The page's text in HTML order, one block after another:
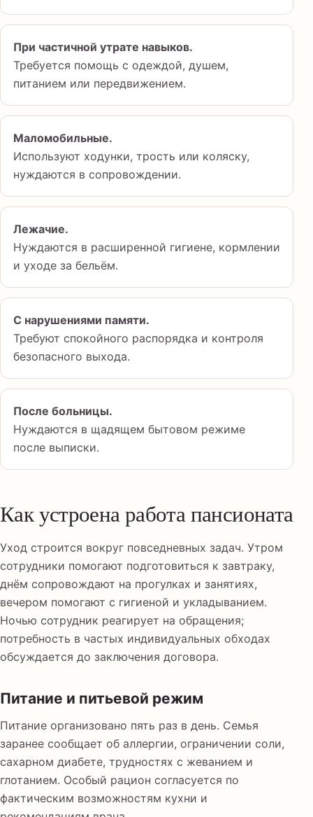
При частичной утрате навыков.
Требуется помощь с одеждой, душем,
питанием или передвижением.
Маломобильные.
Используют ходунки, трость или коляску,
нуждаются в сопровождении.
Лежачие.
Нуждаются в расширенной гигиене, кормлении
и уходе за бельём.
С нарушениями памяти.
Требуют спокойного распорядка и контроля
безопасного выхода.
После больницы.
Нуждаются в щадящем бытовом режиме
после выписки.
Как устроена работа пансионата
Уход строится вокруг повседневных задач. Утром
сотрудники помогают подготовиться к завтраку,
днём сопровождают на прогулках и занятиях,
вечером помогают с гигиеной и укладыванием.
Ночью сотрудник реагирует на обращения;
потребность в частых индивидуальных обходах
обсуждается до заключения договора.
Питание и питьевой режим
Питание организовано пять раз в день. Семья
заранее сообщает об аллергии, ограничении соли,
сахарном диабете, трудностях с жеванием и
глотанием. Особый рацион согласуется по
фактическим возможностям кухни и